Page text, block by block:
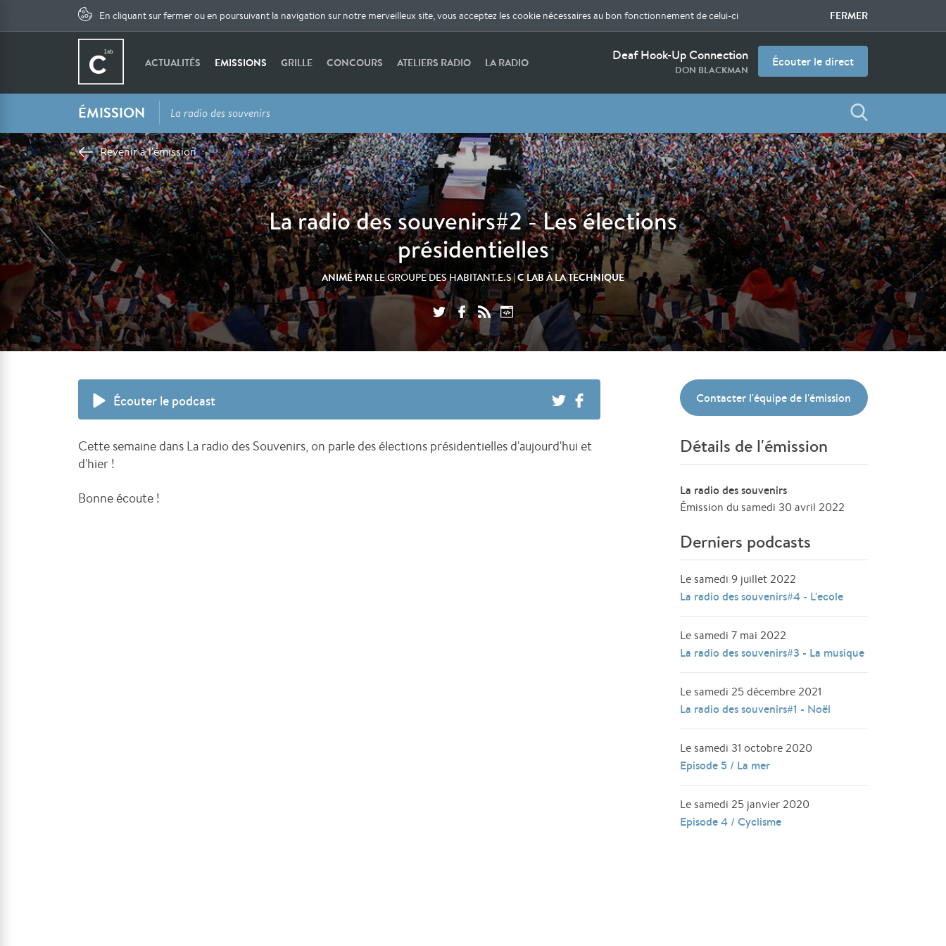
En cliquant sur fermer ou en poursuivant la navigation sur notre merveilleux site, vous acceptez les cookie nécessaires au bon fonctionnement de celui-ci FERMER
ACTUALITÉS EMISSIONS GRILLE CONCOURS ATELIERS RADIO LA RADIO Deaf Hook-Up Connection
DON BLACKMAN
Écouter le direct
ÉMISSION La radio des souvenirs
Revenir à l'émission
La radio des souvenirs#2 - Les élections
présidentielles
ANIMÉ PARLE GROUPE DES HABITANT.E.S| C LAB À LA TECHNIQUE
Écouter le podcast
Cette semaine dans La radio des Souvenirs, on parle des élections présidentielles d'aujourd'hui et
d'hier !
Bonne écoute !
Contacter l'équipe de l'émission
Détails de l'émission
La radio des souvenirs
Émission du samedi 30 avril 2022
Derniers podcasts
Le samedi 9 juillet 2022
La radio des souvenirs#4 - L'ecole
Le samedi 7 mai 2022
La radio des souvenirs#3 - La musique
Le samedi 25 décembre 2021
La radio des souvenirs#1 - Noël
Le samedi 31 octobre 2020
Episode 5 / La mer
Le samedi 25 janvier 2020
Episode 4 / Cyclisme